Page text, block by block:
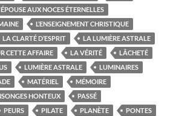
AUX NOCES ÉTERNELLES
L’ENSEIGNEMENT CHRISTIQUE
LA CLARTÉ D’ESPRIT
LA LUMIÈRE ASTRALE
CETTE AFFAIRE
LA VÉRITÉ
LÂCHETÉ
LUMIÈRE ASTRALE
LUMINAIRES
MATÉRIEL
MÉMOIRE
HONTEUX
PASSÉ
PEURS PILATE PLANÈTE
PONTES